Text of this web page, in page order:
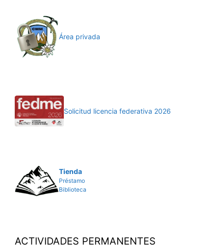
Área privada
Solicitud licencia federativa 2026
Tienda
Préstamo
Biblioteca
ACTIVIDADES PERMANENTES